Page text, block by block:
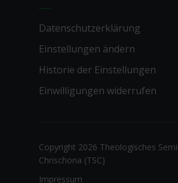
Datenschutzerklärung
Einstellungen ändern
Historie der Einstellungen
Einwilligungen widerrufen
Copyright 2026 Theologisches
Chrischona (TSC)
Impressum